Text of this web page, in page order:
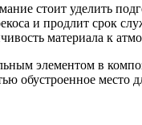
стоит уделить
и продлит срок
материала к
элементом в
обустроенное